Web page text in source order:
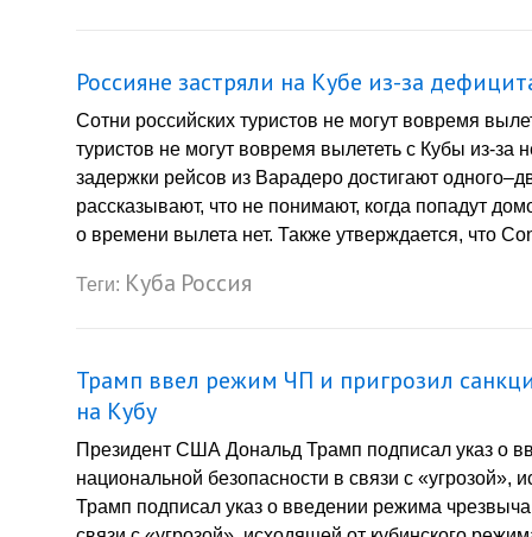
Россияне застряли на Кубе из-за
Сотни российских туристов не могут вовремя
туристов не могут вовремя вылететь с Кубы из-
задержки рейсов из Варадеро достигают
рассказывают, что не понимают, когда попадут
о времени вылета нет. Также утверждается, что
Теги: Куба Россия
Трамп ввел режим ЧП и пригрозил
на Кубу
Президент США Дональд Трамп подписал указ о
национальной безопасности в связи с
Трамп подписал указ о введении режима